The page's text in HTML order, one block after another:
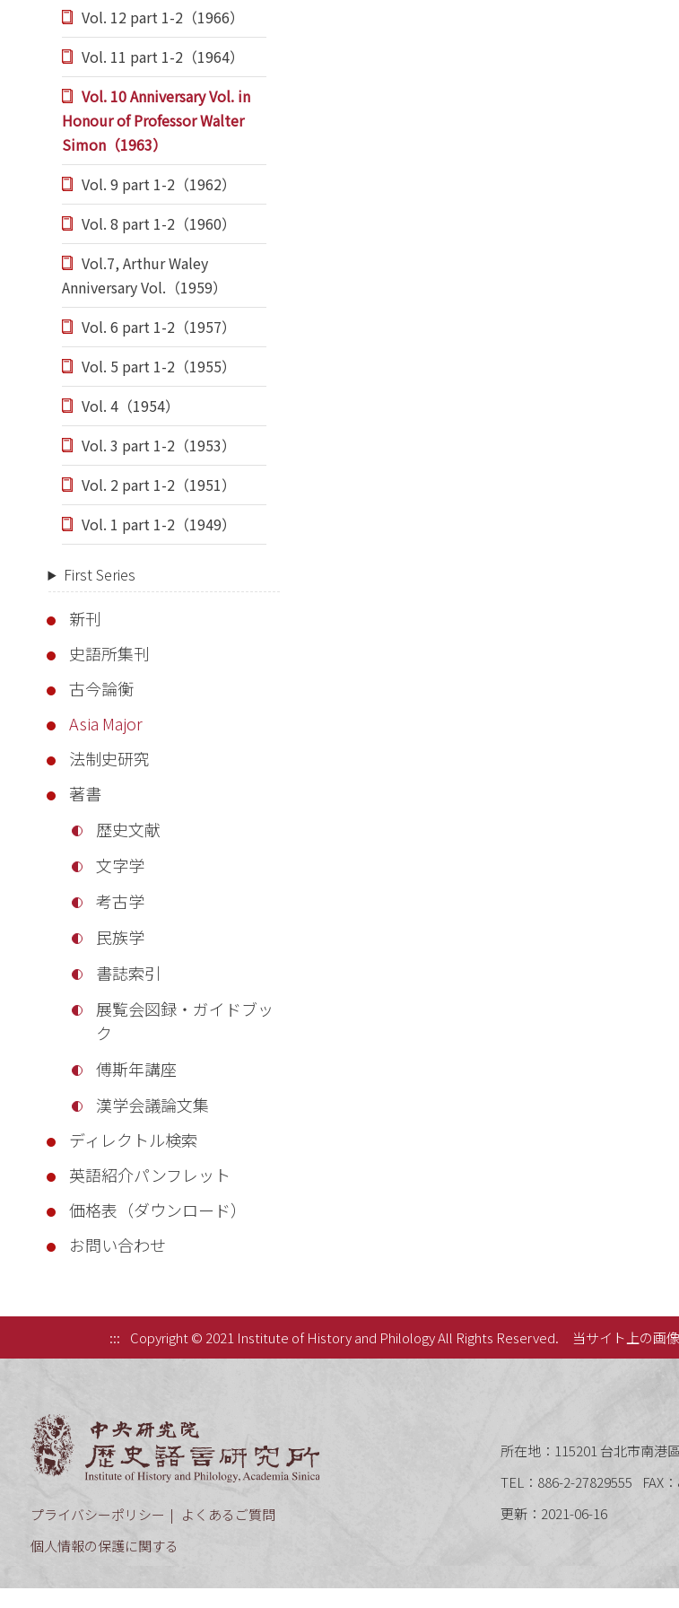
Vol. 12 part 1-2（1966）
Vol. 11 part 1-2（1964）
Vol. 10 Anniversary Vol. in
Honour of Professor Walter
Simon（1963）
Vol. 9 part 1-2（1962）
Vol. 8 part 1-2（1960）
Vol.7, Arthur Waley
Anniversary Vol.（1959）
Vol. 6 part 1-2（1957）
Vol. 5 part 1-2（1955）
Vol. 4（1954）
Vol. 3 part 1-2（1953）
Vol. 2 part 1-2（1951）
Vol. 1 part 1-2（1949）
First Series
新刊
史語所集刊
古今論衡
Asia Major
法制史研究
著書
歴史文献
文字学
考古学
民族学
書誌索引
展覧会図録・ガイドブッ
ク
傅斯年講座
漢学会議論文集
ディレクトル検索
英語紹介パンフレット
価格表（ダウンロード）
お問い合わせ
::: Copyright © 2021 Institute of History and Philology All Rights Reserved. 当サイト上の画
プライバシーポリシー
よくあるご質問
個人情報の保護に関する
所在地：115201 台北市南港
TEL：886-2-27829555
FAX
更新：2021-06-16